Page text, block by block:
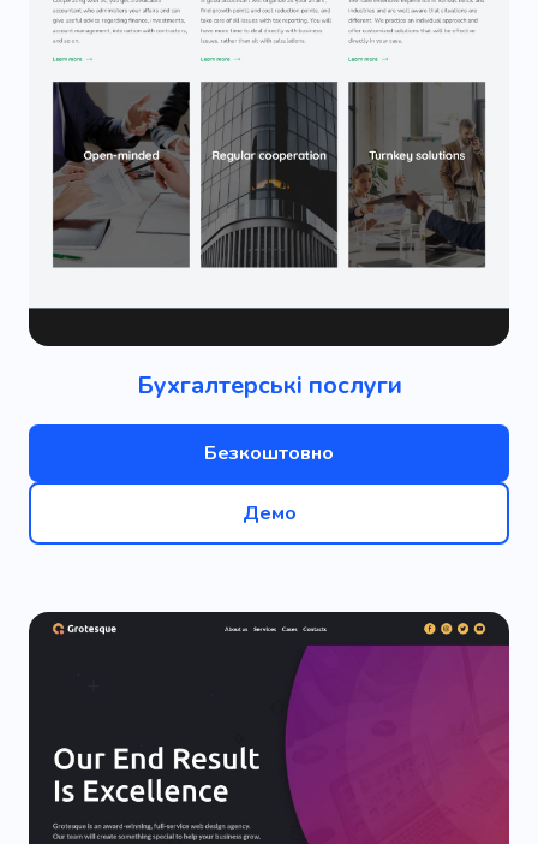
Бухгалтерські послуги
Безкоштовно
Демо